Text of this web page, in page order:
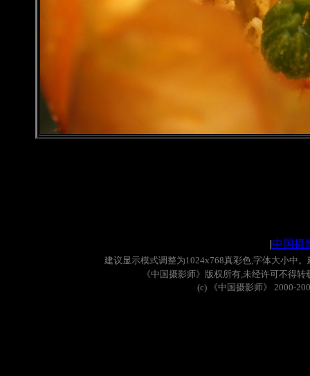
|中国摄
建议显示模式调整为1024x768真彩色,字体大小中。
《中国摄影师》版权所有,未经许可不得转
(c)
《中国摄影师》 2000-200